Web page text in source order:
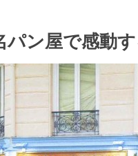
パン屋で感動